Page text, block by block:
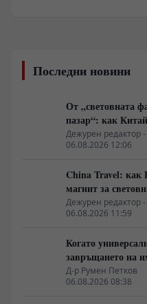
Последни новини
От „световната
пазар“: как
глобалното
Дежурен редактор
06.08.2026 12:06
China Travel: как
магнит за
Дежурен редактор
06.08.2026 11:59
Когато
завръщането на
Д-р Румен Петков
06.08.2026 08:38